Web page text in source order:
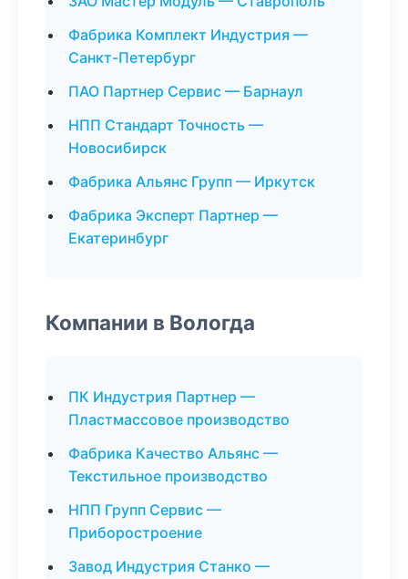
Фабрика Комплект Индустрия —
Санкт-Петербург
ПАО Партнер Сервис — Барнаул
НПП Стандарт Точность —
Новосибирск
Фабрика Альянс Групп — Иркутск
Фабрика Эксперт Партнер —
Екатеринбург
Компании в Вологда
ПК Индустрия Партнер —
Пластмассовое производство
Фабрика Качество Альянс —
Текстильное производство
НПП Групп Сервис —
Приборостроение
Завод Индустрия Станко —